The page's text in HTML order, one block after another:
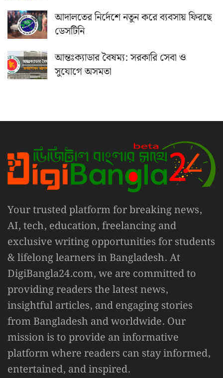
আদালতের নির্দেশে নতুন করে ব্যবসায় ফিরছে
ডেসটিনি
আন্তঃক্যাডার বৈষম্য: সরকারি সেবা ও
সুযোগে অসমতা
Your trusted platform for breaking news,
AI, tech, education, freelancing and
exclusive writing opportunities for students
& lifelong learners in Bangladesh. At
DigiBangla24.com, we are committed to
providing readers the latest news,
insightful articles, and engaging stories
from Bangladesh and worldwide. Our
mission is to provide an informative
platform where readers can stay informed,
entertained, and inspired.